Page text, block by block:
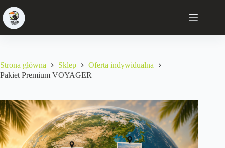
Strona główna Sklep
Oferta indywidualna
Pakiet Premium VOYAGER